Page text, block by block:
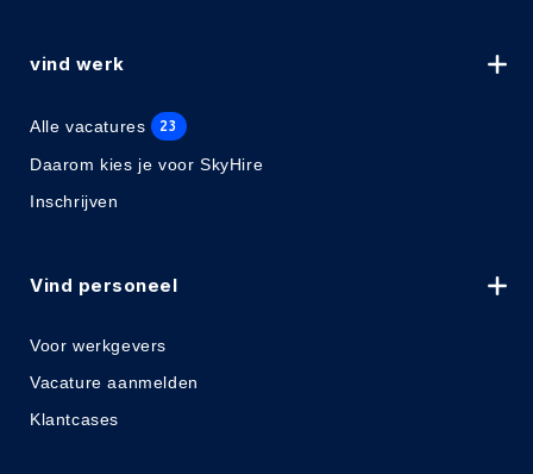
vind werk
Alle vacatures 23
Daarom kies je voor SkyHire
Inschrijven
Vind personeel
Voor werkgevers
Vacature aanmelden
Klantcases